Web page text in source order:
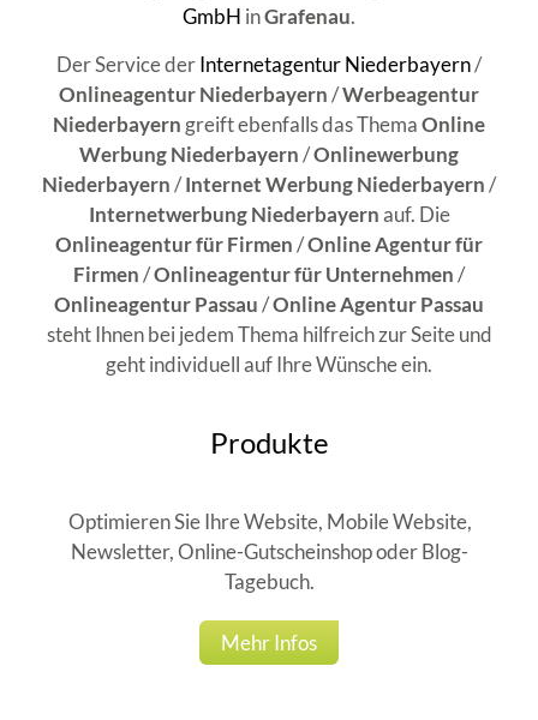
GmbH inGrafenau.
Der Service derInternetagentur Niederbayern/
Onlineagentur Niederbayern/Werbeagentur
Niederbayern greift ebenfalls das ThemaOnline
Werbung Niederbayern/Onlinewerbung
Niederbayern/Internet Werbung Niederbayern/
Internetwerbung Niederbayernauf. Die
Onlineagentur für Firmen/Online Agentur für
Firmen/Onlineagentur für Unternehmen/
Onlineagentur Passau/Online Agentur Passau
steht Ihnen bei jedem Thema hilfreich zur Seite und
geht individuell auf Ihre Wünsche ein.
Produkte
Optimieren Sie Ihre Website, Mobile Website,
Newsletter, Online-Gutscheinshop oder Blog-
Tagebuch.
Mehr Infos